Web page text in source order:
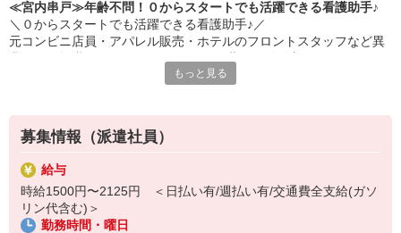
≪宮内串戸≫年齢不問！０からスタートでも活躍できる看護助手♪
＼０からスタートでも活躍できる看護助手♪／
元コンビニ店員・アパレル販売・ホテルのフロントスタッフなど異
＊シーツ交換
＊患者さんの誘導
＊入浴や食事などの介助 など
環境、待遇どちらも良好◎
病院勤務が初めての方の定着率も高め☆
もっと見る
募集情報（派遣社員）
給与
時給1500円〜2125円 ＜日払い有/週払い有/交通費全支給(ガソ
リン代含む)＞
勤務時間・曜日